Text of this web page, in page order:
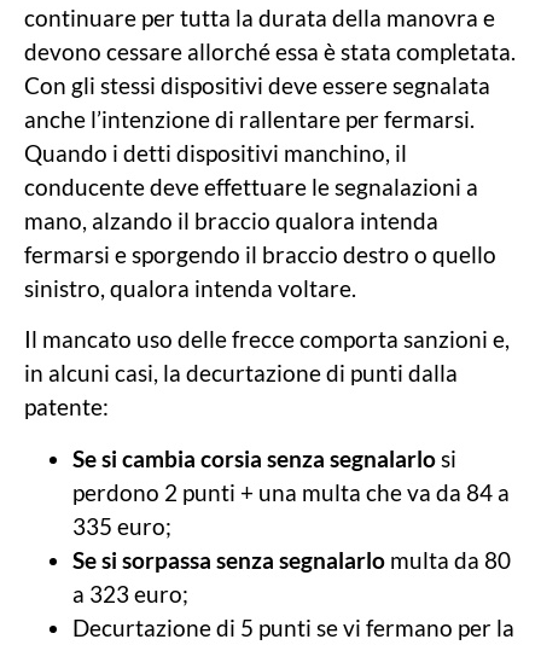
continuare per tutta la durata della manovra e
devono cessare allorché essa è stata completata.
Con gli stessi dispositivi deve essere segnalata
anche l’intenzione di rallentare per fermarsi.
Quando i detti dispositivi manchino, il
conducente deve effettuare le segnalazioni a
mano, alzando il braccio qualora intenda
fermarsi e sporgendo il braccio destro o quello
sinistro, qualora intenda voltare.
Il mancato uso delle frecce comporta sanzioni e,
in alcuni casi, la decurtazione di punti dalla
patente:
Se si cambia corsia senza segnalarlosi
perdono 2 punti + una multa che va da 84 a
335 euro;
Se si sorpassa senza segnalarlo multa da 80
a 323 euro;
Decurtazione di 5 punti se vi fermano per la